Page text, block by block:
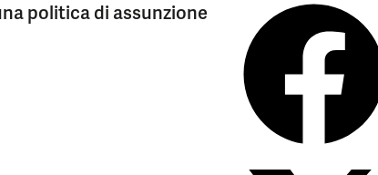
politica di assunzione